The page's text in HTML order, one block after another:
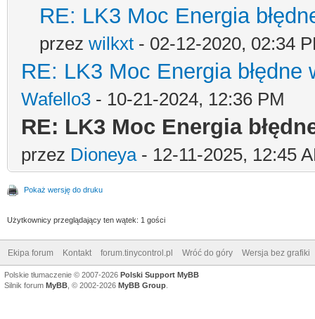
RE: LK3 Moc Energia
przez wilkxt - 02-12-2020, 02:34
RE: LK3 Moc Energia
Wafello3 - 10-21-2024, 12:36 PM
RE: LK3 Moc Energia
przez Dioneya- 12-11-2025, 12:45
Pokaż wersję do druku
Użytkownicy przeglądający ten wątek: 1 gości
Ekipa forum Kontakt forum.tinycontrol.pl Wróć do góry Wersja bez grafiki
Polskie tłumaczenie © 2007-2026 Polski Support MyBB
Silnik forum MyBB , © 2002-2026 MyBB Group